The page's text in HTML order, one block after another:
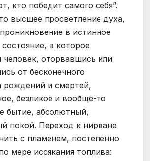
кто победит самого себя”.
высшее просветление духа,
в истинное
в которое
человек, оторвавшись или
от бесконечного
рождений и смертей,
безликое и вообще-то
бытие, абсолютный,
покой. Переход к нирване
с пламенем, постепенно
мере иссякания топлива: